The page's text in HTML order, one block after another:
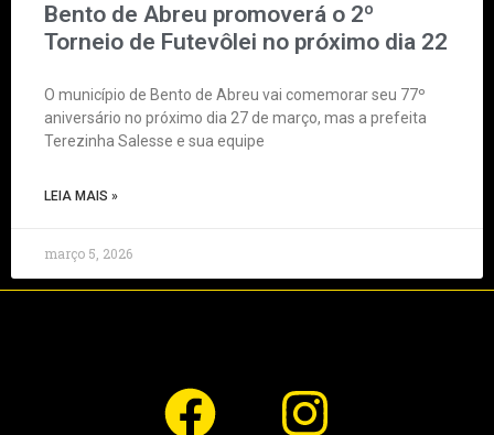
Bento de Abreu promoverá o 2º
Torneio de Futevôlei no próximo dia 22
O município de Bento de Abreu vai comemorar seu 77º
aniversário no próximo dia 27 de março, mas a prefeita
Terezinha Salesse e sua equipe
LEIA MAIS »
março 5, 2026